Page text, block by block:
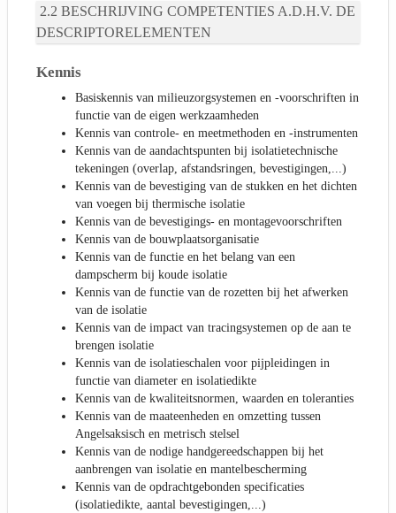
BESCHRIJVING COMPETENTIES A.D.H.V. DE
DESCRIPTORELEMENTEN
Kennis
Basiskennis van milieuzorgsystemen en -voorschriften in
functie van de eigen werkzaamheden
Kennis van controle- en meetmethoden en -instrumenten
Kennis van de aandachtspunten bij isolatietechnische
tekeningen (overlap, afstandsringen, bevestigingen,...)
Kennis van de bevestiging van de stukken en het dichten
van voegen bij thermische isolatie
Kennis van de bevestigings- en montagevoorschriften
Kennis van de bouwplaatsorganisatie
Kennis van de functie en het belang van een
dampscherm bij koude isolatie
Kennis van de functie van de rozetten bij het afwerken
van de isolatie
Kennis van de impact van tracingsystemen op de aan te
brengen isolatie
Kennis van de isolatieschalen voor pijpleidingen in
functie van diameter en isolatiedikte
Kennis van de kwaliteitsnormen, waarden en toleranties
Kennis van de maateenheden en omzetting tussen
Angelsaksisch en metrisch stelsel
Kennis van de nodige handgereedschappen bij het
aanbrengen van isolatie en mantelbescherming
Kennis van de opdrachtgebonden specificaties
(isolatiedikte, aantal bevestigingen,...)